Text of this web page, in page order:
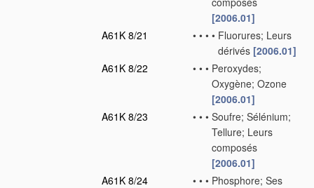
[2006.01]
A61K 8/21
• • • • Fluorures; Leurs
dérivés [2006.01]
A61K 8/22
• • • Peroxydes;
Oxygène; Ozone
[2006.01]
A61K 8/23
• • • Soufre; Sélénium;
Tellure; Leurs
composés
[2006.01]
A61K 8/24
• • • Phosphore; Ses